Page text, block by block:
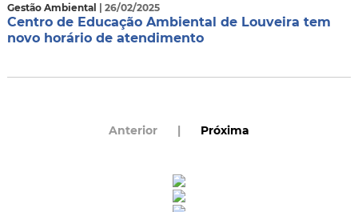
Gestão Ambiental | 26/02/2025
Centro de Educação Ambiental de Louveira tem
novo horário de atendimento
Anterior | Próxima